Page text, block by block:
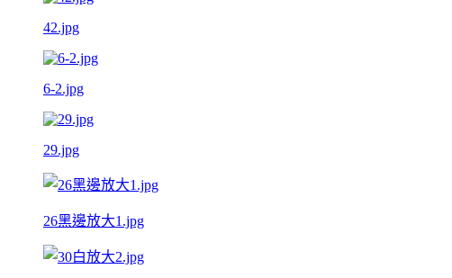
42.jpg
6-2.jpg
29.jpg
26黑邊放大1.jpg